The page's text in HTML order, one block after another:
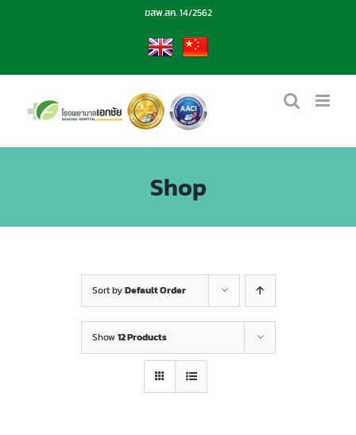
ฆสพ.สค. 14/2562
EN CN
Shop
Sort byDefault Order
Show12 Products